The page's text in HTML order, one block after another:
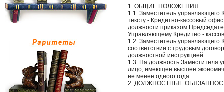
1. ОБЩИЕ ПОЛОЖЕНИЯ
1.1. Заместитель управляющего
тексту - Кредитно-кассовый
должности приказом
Управляющему Кредитно -
1.2. Заместитель управляющего
соответствии с трудовым
должностной инструкцией.
1.3. На должность Заместителя
лицо, имеющее высшее
не менее одного года.
2. ДОЛЖНОСТНЫЕ